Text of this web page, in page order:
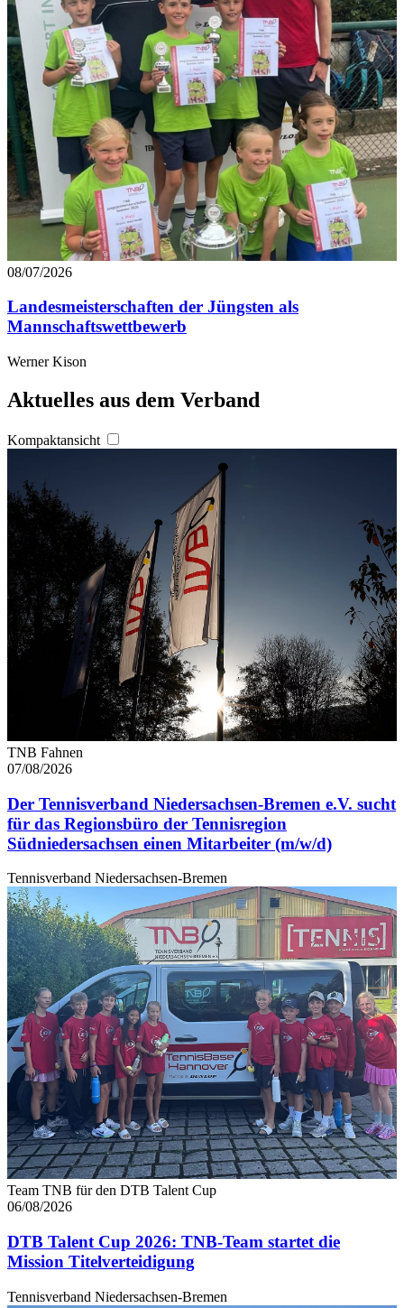
08/07/2026
Landesmeisterschaften der Jüngsten als
Mannschaftswettbewerb
Werner Kison
Aktuelles aus dem Verband
Kompaktansicht
TNB Fahnen
07/08/2026
Der Tennisverband Niedersachsen-Bremen e.V. sucht
für das Regionsbüro der Tennisregion
Südniedersachsen einen Mitarbeiter (m/w/d)
Tennisverband Niedersachsen-Bremen
Team TNB für den DTB Talent Cup
06/08/2026
DTB Talent Cup 2026: TNB-Team startet die
Mission Titelverteidigung
Tennisverband Niedersachsen-Bremen